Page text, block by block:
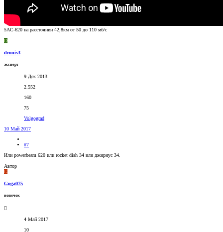
5AC-620 на расстоянии 42,8км от 50 до 110 мб/с
D
dronis3
эксперт
9 Дек 2013
2.552
160
75
Volgograd
10 Май 2017
#7
Или powerbeam 620 или rocket dish 34 или джириус 34.
Автор
G
Goga075
новичок
4 Май 2017
10